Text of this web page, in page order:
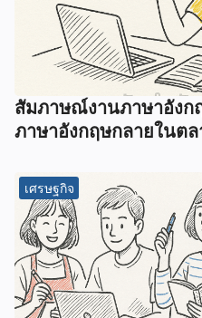
สัมภาษณ์งานภาษาอังก
ภาษาอังกฤษกลายในตล
เศรษฐกิจ